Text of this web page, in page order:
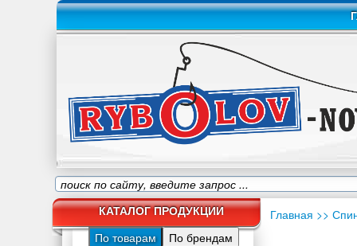
КАТАЛОГ ПРОДУКЦИИ
По товарам По брендам
Главная >>